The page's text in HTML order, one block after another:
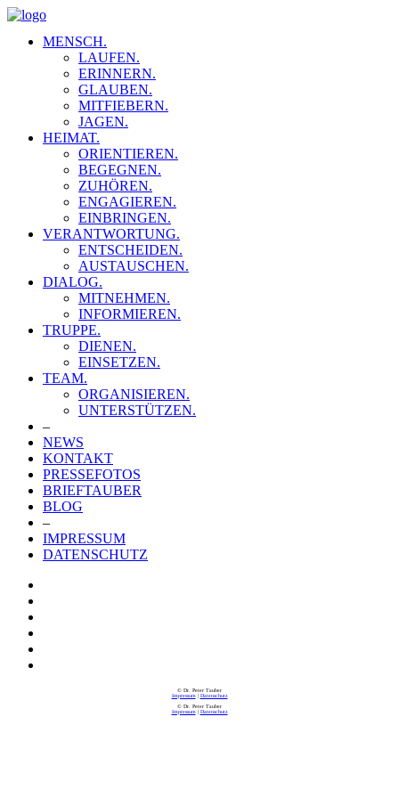
MENSCH.
LAUFEN.
ERINNERN.
GLAUBEN.
MITFIEBERN.
JAGEN.
HEIMAT.
ORIENTIEREN.
BEGEGNEN.
ZUHÖREN.
ENGAGIEREN.
EINBRINGEN.
VERANTWORTUNG.
ENTSCHEIDEN.
AUSTAUSCHEN.
DIALOG.
MITNEHMEN.
INFORMIEREN.
TRUPPE.
DIENEN.
EINSETZEN.
TEAM.
ORGANISIEREN.
UNTERSTÜTZEN.
–
NEWS
KONTAKT
PRESSEFOTOS
BRIEFTAUBER
BLOG
–
IMPRESSUM
DATENSCHUTZ
© Dr. Peter Tauber
Impressum| Datenschutz
© Dr. Peter Tauber
Impressum| Datenschutz